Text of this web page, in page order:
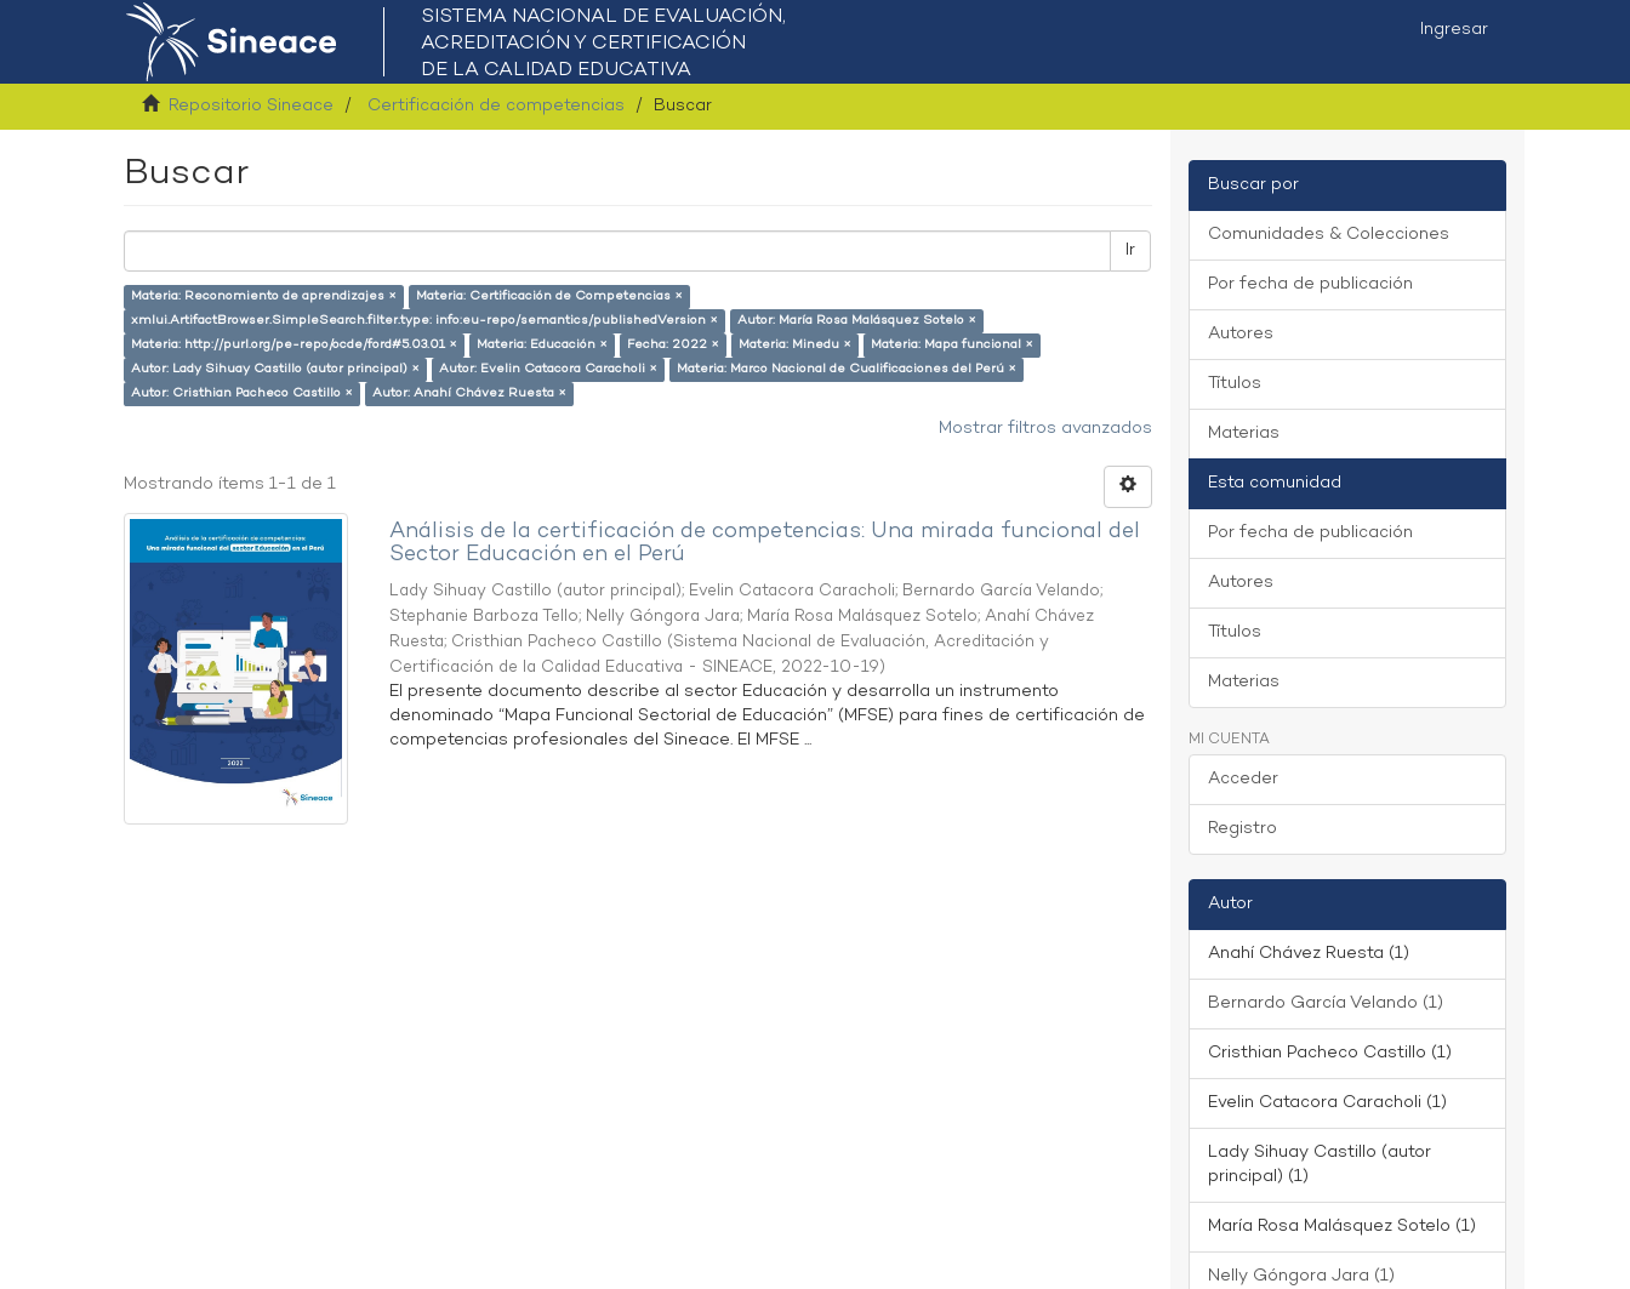
Ingresar
Repositorio Sineace Certificación de competencias Buscar
Buscar
Ir
Materia: Reconomiento de aprendizajes ×
Materia: Certificación de Competencias ×
xmlui.ArtifactBrowser.SimpleSearch.filter.type: info:eu-repo/semantics/publishedVersion ×
Autor: María Rosa Malásquez Sotelo ×
Materia: http://purl.org/pe-repo/ocde/ford#5.03.01 ×
Materia: Educación × Fecha: 2022 × Materia: Minedu ×
Materia: Mapa funcional ×
Autor: Lady Sihuay Castillo (autor principal) ×
Autor: Evelin Catacora Caracholi ×
Materia: Marco Nacional de Cualificaciones del Perú ×
Autor: Cristhian Pacheco Castillo ×
Autor: Anahí Chávez Ruesta ×
Mostrar filtros avanzados
Mostrando ítems 1-1 de 1
Análisis de la certificación de competencias: Una mirada funcional del
Sector Educación en el Perú
Lady Sihuay Castillo (autor principal); Evelin Catacora Caracholi; Bernardo García Velando;
Stephanie Barboza Tello; Nelly Góngora Jara; María Rosa Malásquez Sotelo;Anahí Chávez
Ruesta; Cristhian Pacheco Castillo (Sistema Nacional de Evaluación, Acreditación y
Certificación de la Calidad Educativa - SINEACE, 2022-10-19)
El presente documento describe al sector Educación y desarrolla un instrumento
denominado “Mapa Funcional Sectorial de Educación” (MFSE) para fines de certificación de
competencias profesionales del Sineace. El MFSE ...
Buscar por
Comunidades & Colecciones
Por fecha de publicación
Autores
Títulos
Materias
Esta comunidad
Por fecha de publicación
Autores
Títulos
Materias
MI CUENTA
Acceder
Registro
Autor
Anahí Chávez Ruesta (1)
Bernardo García Velando (1)
Cristhian Pacheco Castillo (1)
Evelin Catacora Caracholi (1)
Lady Sihuay Castillo (autor
principal) (1)
María Rosa Malásquez Sotelo (1)
Nelly Góngora Jara (1)